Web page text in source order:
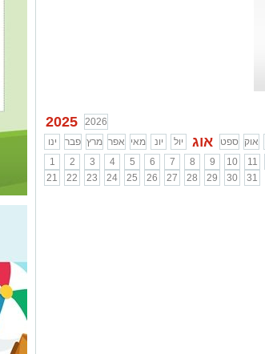
2025
2026
ינו
פבר מרץ אפר מאי יונ יול אוג ספט אוק
1
2 3 4 5 6 7 8 9 10 11
21
22 23 24 25 26 27 28 29 30 31